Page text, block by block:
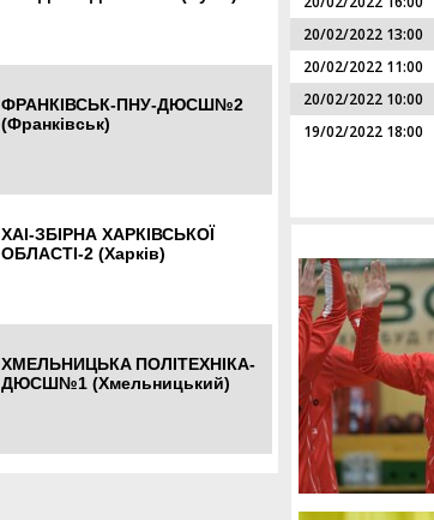
ФРАНКІВСЬК-ПНУ-ДЮСШ№2
(Франківськ)
ХАІ-ЗБІРНА ХАРКІВСЬКОЇ
ОБЛАСТІ-2 (Харків)
ХМЕЛЬНИЦЬКA ПОЛIТЕХНIКА-
ДЮСШ№1 (Хмельницький)
20/02/2022 13:00
20/02/2022 11:00
20/02/2022 10:00
19/02/2022 18:00